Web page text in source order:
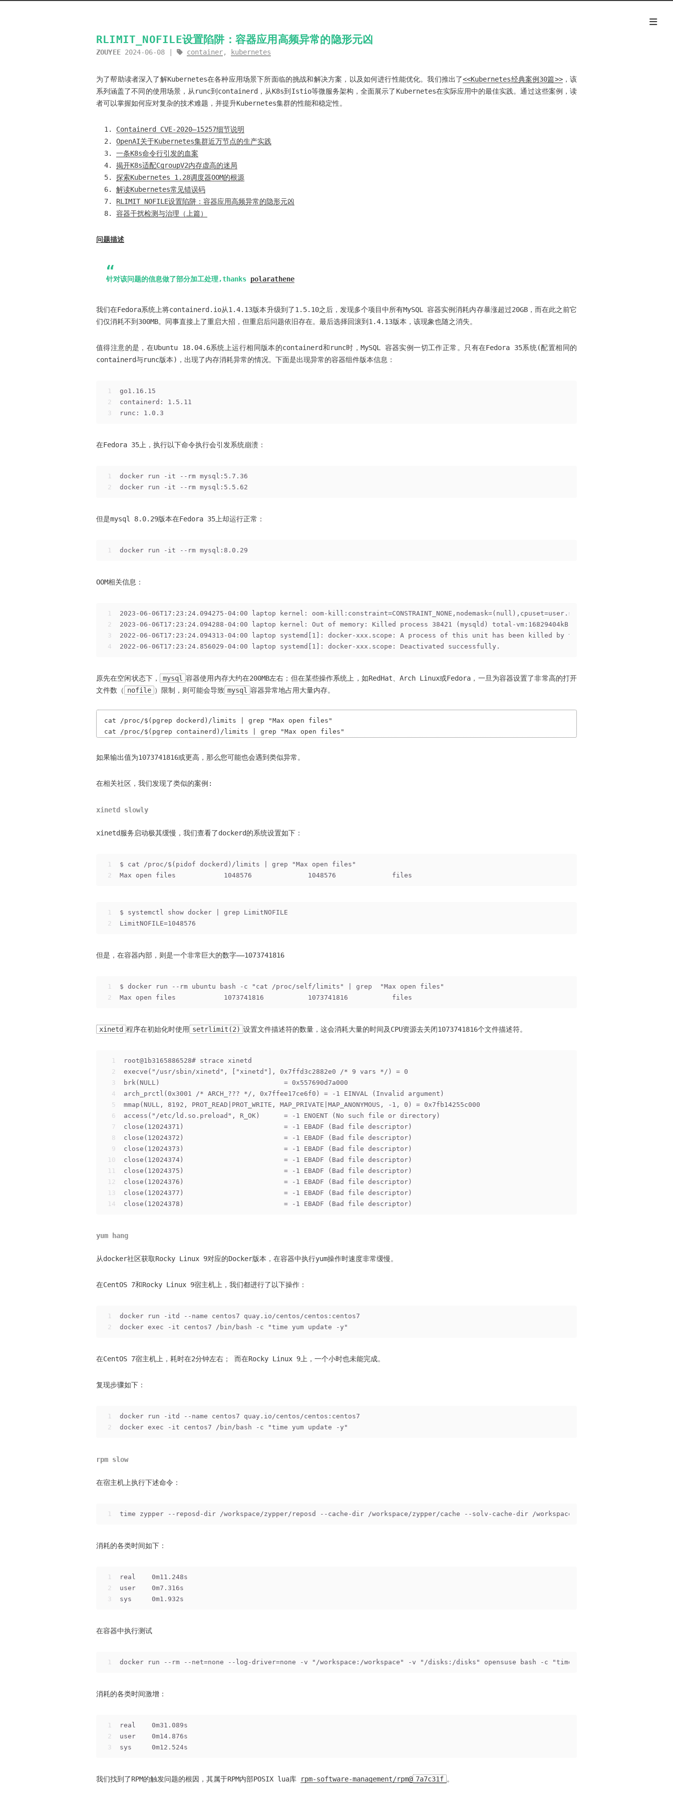
RLIMIT_NOFILE设置陷阱：容器应用高频异常的隐形元凶
ZOUYEE 2024-06-08 container, kubernetes
为了帮助读者深入了解Kubernetes在各种应用场景下所面临的挑战和解决方案，以及如何进行性能优化。我们推出了<<Kubernetes经典案例30篇>>，该
系列涵盖了不同的使用场景，从runc到containerd，从K8s到Istio等微服务架构，全面展示了Kubernetes在实际应用中的最佳实践。通过这些案例，读
者可以掌握如何应对复杂的技术难题，并提升Kubernetes集群的性能和稳定性。
Containerd CVE-2020–15257细节说明
OpenAI关于Kubernetes集群近万节点的生产实践
一条K8s命令行引发的血案
揭开K8s适配CgroupV2内存虚高的迷局
探索Kubernetes 1.28调度器OOM的根源
解读Kubernetes常见错误码
RLIMIT_NOFILE设置陷阱：容器应用高频异常的隐形元凶
容器干扰检测与治理（上篇）
问题描述
针对该问题的信息做了部分加工处理,thanks polarathene
我们在Fedora系统上将containerd.io从1.4.13版本升级到了1.5.10之后，发现多个项目中所有MySQL 容器实例消耗内存暴涨超过20GB，而在此之前它
们仅消耗不到300MB。同事直接上了重启大招，但重启后问题依旧存在。最后选择回滚到1.4.13版本，该现象也随之消失。
值得注意的是，在Ubuntu 18.04.6系统上运行相同版本的containerd和runc时，MySQL 容器实例一切工作正常。只有在Fedora 35系统(配置相同的
containerd与runc版本)，出现了内存消耗异常的情况。下面是出现异常的容器组件版本信息：
1
2
3
go1.16.15
containerd: 1.5.11
runc: 1.0.3
在Fedora 35上，执行以下命令执行会引发系统崩溃：
1
2
docker run -it --rm mysql:5.7.36
docker run -it --rm mysql:5.5.62
但是mysql 8.0.29版本在Fedora 35上却运行正常：
1 docker run -it --rm mysql:8.0.29
OOM相关信息：
1
2
3
4
2023-06-06T17:23:24.094275-04:00 laptop kernel: oom-
2023-06-06T17:23:24.094288-04:00 laptop kernel: Out of memory: Killed process 38421 (mysqld) total-vm:16829404kB, anon-rss:12304300kB,
2022-06-06T17:23:24.094313-04:00 laptop systemd[1]: docker-xxx.scope: A process of this unit has been killed by the OOM killer.
2022-06-06T17:23:24.856029-04:00 laptop systemd[1]: docker-xxx.scope: Deactivated successfully.
原先在空闲状态下， mysql 容器使用内存大约在200MB左右；但在某些操作系统上，如RedHat、Arch Linux或Fedora，一旦为容器设置了非常高的打开
文件数（ nofile ）限制，则可能会导致 mysql 容器异常地占用大量内存。
cat /proc/$(pgrep dockerd)/limits | grep "Max open files"
如果输出值为1073741816或更高，那么您可能也会遇到类似异常。
在相关社区，我们发现了类似的案例:
xinetd slowly
xinetd服务启动极其缓慢，我们查看了dockerd的系统设置如下：
1
2
$ cat /proc/$(pidof dockerd)/limits | grep "Max open files"
Max open files            1048576              1048576              files
1
2
$ systemctl show docker | grep LimitNOFILE
LimitNOFILE=1048576
但是，在容器内部，则是一个非常巨大的数字——1073741816
1
2
$ docker run --rm ubuntu bash -c "cat /proc/self/limits" | grep  "Max open files"
Max open files            1073741816           1073741816           files
xinetd 程序在初始化时使用 setrlimit(2) 设置文件描述符的数量，这会消耗大量的时间及CPU资源去关闭1073741816个文件描述符。
1
2
3
4
5
6
7
8
9
10
11
12
13
14
root@1b3165886528# strace xinetd
execve("/usr/sbin/xinetd", ["xinetd"], 0x7ffd3c2882e0 /* 9 vars */) = 0
brk(NULL)                               = 0x557690d7a000
arch_prctl(0x3001 /* ARCH_??? */, 0x7ffee17ce6f0) = -1 EINVAL (Invalid argument)
mmap(NULL, 8192, PROT_READ|PROT_WRITE, MAP_PRIVATE|MAP_ANONYMOUS, -1, 0) = 0x7fb14255c000
access("/etc/ld.so.preload", R_OK)      = -1 ENOENT (No such file or directory)
close(12024371)                         = -1 EBADF (Bad file descriptor)
close(12024372)                         = -1 EBADF (Bad file descriptor)
close(12024373)                         = -1 EBADF (Bad file descriptor)
close(12024374)                         = -1 EBADF (Bad file descriptor)
close(12024375)                         = -1 EBADF (Bad file descriptor)
close(12024376)                         = -1 EBADF (Bad file descriptor)
close(12024377)                         = -1 EBADF (Bad file descriptor)
close(12024378)                         = -1 EBADF (Bad file descriptor)
yum hang
从docker社区获取Rocky Linux 9对应的Docker版本，在容器中执行yum操作时速度非常缓慢。
在CentOS 7和Rocky Linux 9宿主机上，我们都进行了以下操作：
1
2
docker run -itd --name centos7 quay.io/centos/centos:centos7
docker exec -it centos7 /bin/bash -c "time yum update -y"
在CentOS 7宿主机上，耗时在2分钟左右； 而在Rocky Linux 9上，一个小时也未能完成。
复现步骤如下：
1
2
docker run -itd --name centos7 quay.io/centos/centos:centos7
docker exec -it centos7 /bin/bash -c "time yum update -y"
rpm slow
在宿主机上执行下述命令：
1 time zypper --reposd-dir /workspace/zypper/reposd --cache-dir /workspace/zypper/cache --solv-cache-dir /workspace/zypper/solv --pkg-
消耗的各类时间如下：
1
2
3
real    0m11.248s
user    0m7.316s
sys     0m1.932s
在容器中执行测试
1 docker run --rm --net=none --log-driver=none -v "/workspace:/workspace" -v "/disks:/disks" opensuse bash -c "time zypper --reposd-dir /
消耗的各类时间激增：
1
2
3
real    0m31.089s
user    0m14.876s
sys     0m12.524s
我们找到了RPM的触发问题的根因，其属于RPM内部POSIX lua库 rpm-software-management/rpm@ 7a7c31f 。